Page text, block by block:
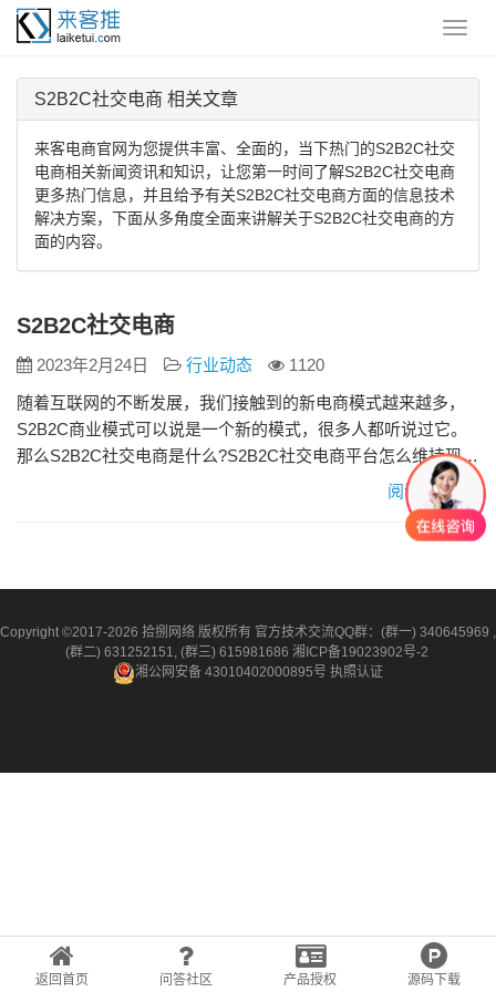
S2B2C社交电商 相关文章
来客电商官网为您提供丰富、全面的，当下热门的S2B2C社交
电商相关新闻资讯和知识，让您第一时间了解S2B2C社交电商
更多热门信息，并且给予有关S2B2C社交电商方面的信息技术
解决方案，下面从多角度全面来讲解关于S2B2C社交电商的方
面的内容。
S2B2C社交电商
2023年2月24日 行业动态
1120
随着互联网的不断发展，我们接触到的新电商模式越来越多，
S2B2C商业模式可以说是一个新的模式，很多人都听说过它。
那么S2B2C社交电商是什么?S2B2C社交电商平台怎么维持现有
优势 S2B2C社交电商是什么 S2b便是C2B的基石 S2B2C实际上
就是社交电商，其中的c2b是由阿里巴巴提出来的，大意是公司
要根据顾客的具体需求来供货及提供服务项目。 S意味着了供
阅读更多»
Copyright ©2017-2026 拾捌网络 版权所有 官方技术交流QQ群：(群一) 340645969 ,
(群二) 631252151, (群三) 615981686 湘ICP备19023902号-2
湘公网安备 43010402000895号 执照认证
返回首页 问答社区 产品授权 源码下载